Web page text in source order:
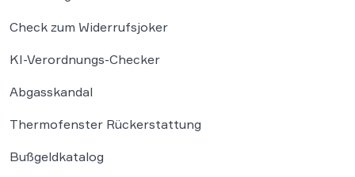
Check zum Widerrufsjoker
KI-Verordnungs-Checker
Abgasskandal
Thermofenster Rückerstattung
Bußgeldkatalog